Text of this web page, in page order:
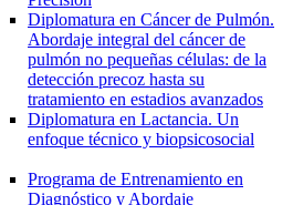
Diplomatura en Cáncer de Pulmón.
Abordaje integral del cáncer de
pulmón no pequeñas células: de la
detección precoz hasta su
tratamiento en estadios avanzados
Diplomatura en Lactancia. Un
enfoque técnico y biopsicosocial
Programa de Entrenamiento en
Diagnóstico y Abordaje